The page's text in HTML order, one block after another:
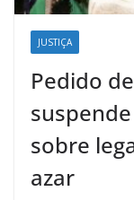
JUSTIÇA
Pedido
sobre
azar